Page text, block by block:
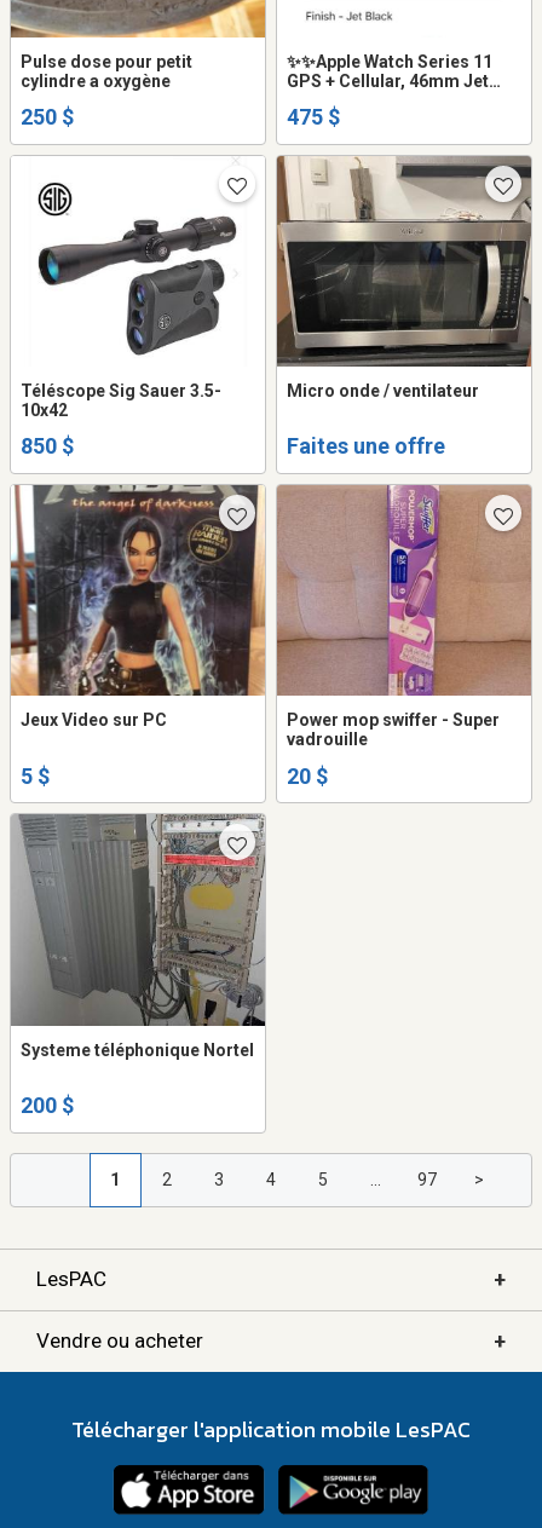
Pulse dose pour petit
cylindre a oxygène
250 $
✨️✨️Apple Watch Series 11
GPS + Cellular, 46mm Jet
Black Sport Band - M/L✨️✨️
475 $
Téléscope Sig Sauer 3.5-
10x42
850 $
Micro onde / ventilateur
Faites une offre
Jeux Video sur PC
5 $
Power mop swiffer - Super
vadrouille
20 $
Systeme téléphonique Nortel
200 $
1 2 3 4 5 ... 97 >
LesPAC +
Vendre ou acheter +
Télécharger l'application mobile LesPAC